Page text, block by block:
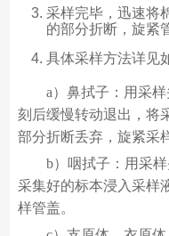
采样完毕，迅速将
的部分折断，旋紧
具体采样方法详见
a）鼻拭子：用采
刻后缓慢转动退出，将
部分折断丢弃，旋紧采
b）咽拭子：用采
采集好的标本浸入采样
样管盖。